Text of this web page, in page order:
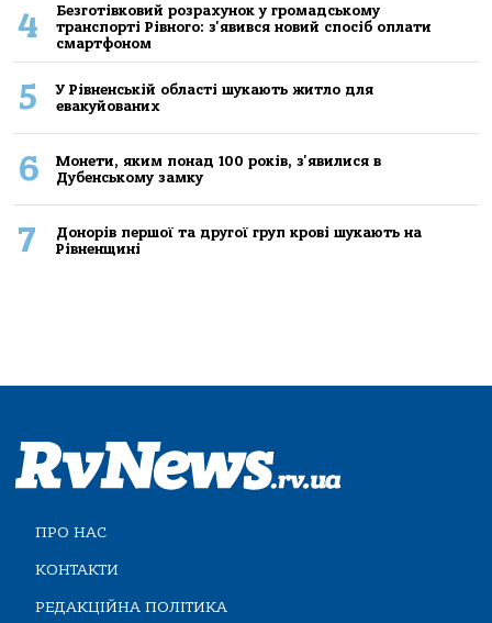
4
Безготівковий розрахунок у громадському
транспорті Рівного: з'явився новий спосіб оплати
смартфоном
5
У Рівненській області шукають житло для
евакуйованих
6
Монети, яким понад 100 років, з'явилися в
Дубенському замку
7
Донорів першої та другої груп крові шукають на
Рівненщині
ПРО НАС
КОНТАКТИ
РЕДАКЦІЙНА ПОЛІТИКА